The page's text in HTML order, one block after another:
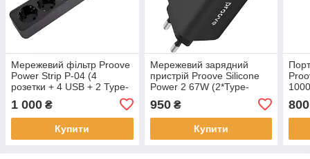
Мережевий фільтр Proove
Power Strip P-04 (4
розетки + 4 USB + 2 Type-
(PSP442420001)
1 000 ₴
Купити
Мережевий зарядний
пристрій Proove Silicone
Power 2 67W (2*Type-
(WCSP26120001) Чорний
950₴
Купити
800